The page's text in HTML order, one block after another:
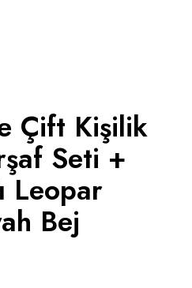
Çift Kişilik
Seti +
Leopar
Bej